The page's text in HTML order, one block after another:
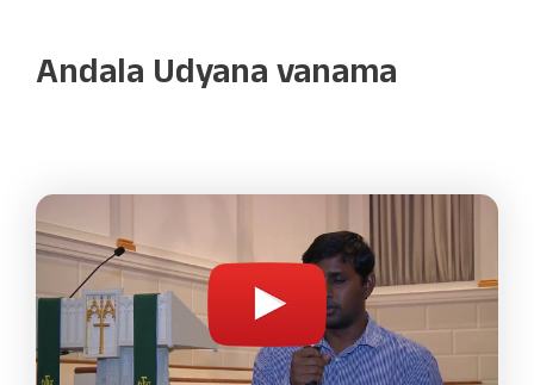
Andala Udyana vanama